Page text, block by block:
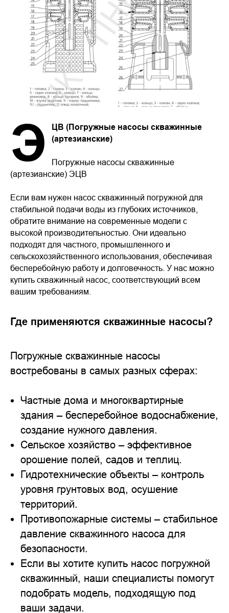
Э
ЦВ (Погружные насосы скважинные
(артезианские)
Погружные насосы скважинные
(артезианские) ЭЦВ
Если вам нужен насос скважинный погружной для
стабильной подачи воды из глубоких источников,
обратите внимание на современные модели с
высокой производительностью. Они идеально
подходят для частного, промышленного и
сельскохозяйственного использования, обеспечивая
бесперебойную работу и долговечность. У нас можно
купить скважинный насос, соответствующий всем
вашим требованиям.
Где применяются скважинные насосы?
Погружные скважинные насосы
востребованы в самых разных сферах:
Частные дома и многоквартирные
здания – бесперебойное водоснабжение,
создание нужного давления.
Сельское хозяйство – эффективное
орошение полей, садов и теплиц.
Гидротехнические объекты – контроль
уровня грунтовых вод, осушение
территорий.
Противопожарные системы – стабильное
давление скважинного насоса для
безопасности.
Если вы хотите купить насос погружной
скважинный, наши специалисты помогут
подобрать модель, подходящую под
ваши задачи.